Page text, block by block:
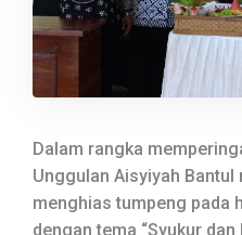
Dalam rangka
Unggulan Aisyiyah
menghias tumpeng pada
dengan tema “Syukur